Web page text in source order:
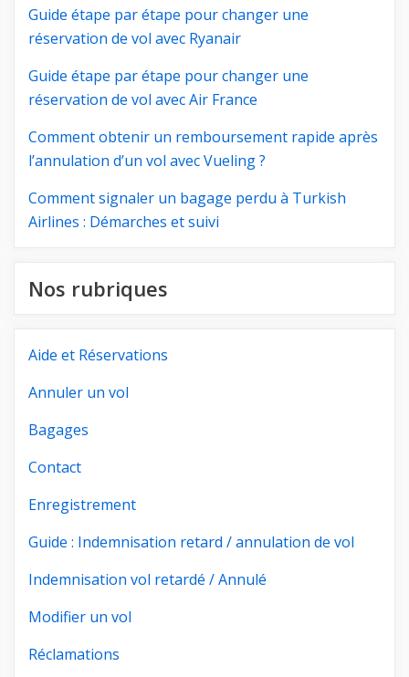
Guide étape par étape pour changer une
réservation de vol avec Ryanair
Guide étape par étape pour changer une
réservation de vol avec Air France
Comment obtenir un remboursement rapide après
l’annulation d’un vol avec Vueling ?
Comment signaler un bagage perdu à Turkish
Airlines : Démarches et suivi
Nos rubriques
Aide et Réservations
Annuler un vol
Bagages
Contact
Enregistrement
Guide : Indemnisation retard / annulation de vol
Indemnisation vol retardé / Annulé
Modifier un vol
Réclamations